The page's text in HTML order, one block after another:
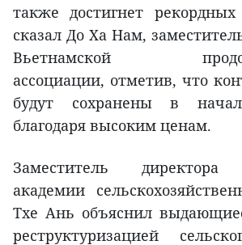
также достигнет
сказал До Ха Нам,
Вьетнамской
ассоциации, отметив, что
будут сохранены в
благодаря высоким ценам.
Заместитель директора
академии
Тхе Ань объяснил
реструктуризацией